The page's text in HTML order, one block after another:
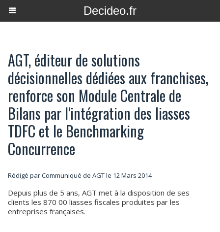
Decideo.fr
AGT, éditeur de solutions
décisionnelles dédiées aux franchises,
renforce son Module Centrale de
Bilans par l'intégration des liasses
TDFC et le Benchmarking
Concurrence
Rédigé par Communiqué de AGT le 12 Mars 2014
Depuis plus de 5 ans, AGT met à la disposition de ses
clients les 870 00 liasses fiscales produites par les
entreprises françaises.